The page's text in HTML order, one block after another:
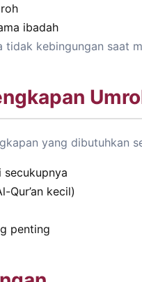
ibadah
kebingungan saat
yang dibutuhkan
secukupnya
Qur’an kecil)
penting